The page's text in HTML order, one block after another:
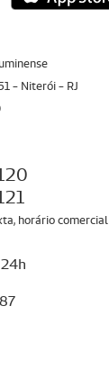
- Niterói - RJ
horário comercial